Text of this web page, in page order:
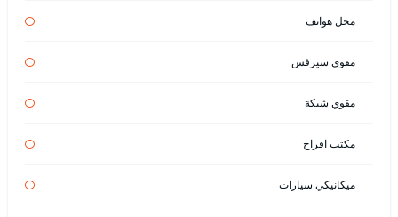
محل هواتف
مقوي سيرفس
مقوي شبكة
مكتب افراح
ميكانيكي سيارات